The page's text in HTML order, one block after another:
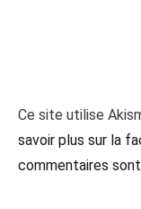
Ce site utilise
savoir plus sur la
commentaires